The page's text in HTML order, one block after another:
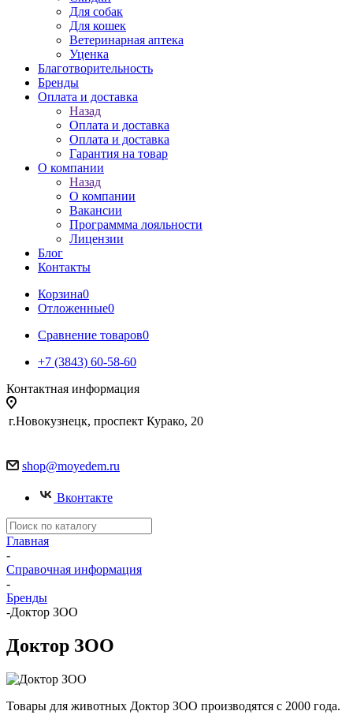
Для собак
Для кошек
Ветеринарная аптека
Уценка
Благотворительность
Бренды
Оплата и доставка
Назад
Оплата и доставка
Оплата и доставка
Гарантия на товар
О компании
Назад
О компании
Вакансии
Программма лояльности
Лицензии
Блог
Контакты
Корзина0
Отложенные0
Сравнение товаров0
+7 (3843) 60-58-60
Контактная информация
г.Новокузнецк, проспект Курако, 20
shop@moyedem.ru
Вконтакте
Главная
-
Справочная информация
-
Бренды
-Доктор ЗОО
Доктор ЗОО
Товары для животных Доктор ЗОО производятся с 2000 года.